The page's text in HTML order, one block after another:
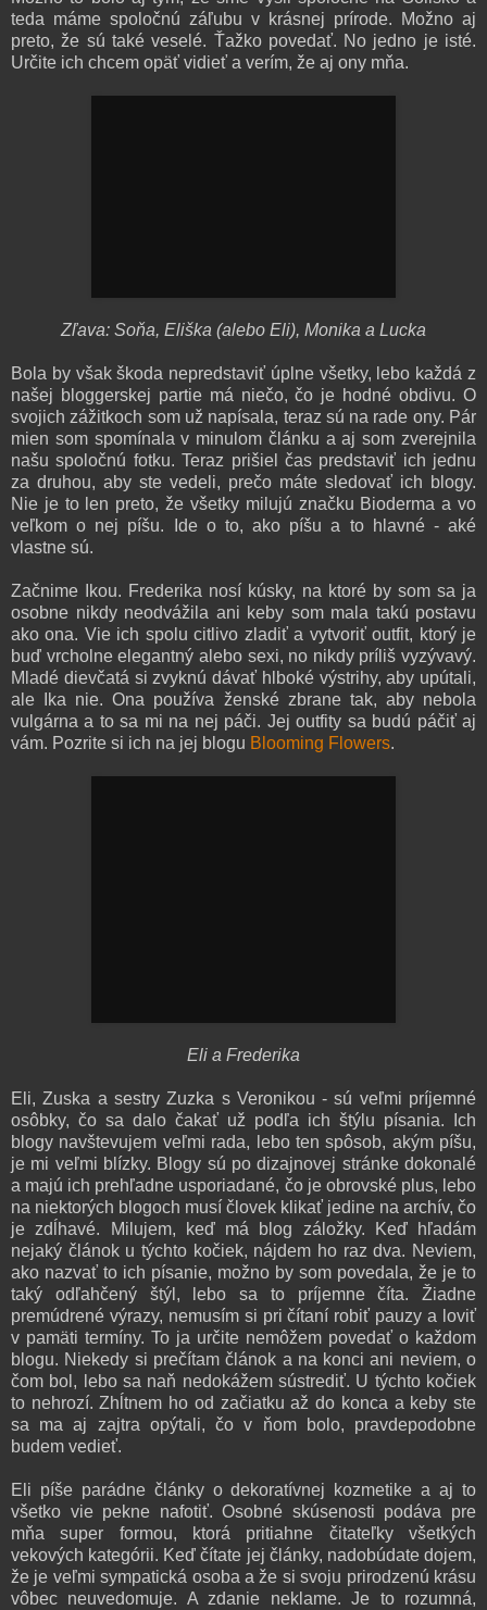
teda máme spoločnú záľubu v krásnej prírode. Možno aj
preto, že sú také veselé. Ťažko povedať. No jedno je isté.
Určite ich chcem opäť vidieť a verím, že aj ony mňa.
Zľava: Soňa, Eliška (alebo Eli), Monika a Lucka
Bola by však škoda nepredstaviť úplne všetky, lebo každá z
našej bloggerskej partie má niečo, čo je hodné obdivu. O
svojich zážitkoch som už napísala, teraz sú na rade ony. Pár
mien som spomínala v minulom článku a aj som zverejnila
našu spoločnú fotku. Teraz prišiel čas predstaviť ich jednu
za druhou, aby ste vedeli, prečo máte sledovať ich blogy.
Nie je to len preto, že všetky milujú značku Bioderma a vo
veľkom o nej píšu. Ide o to, ako píšu a to hlavné - aké
vlastne sú.
Začnime Ikou. Frederika nosí kúsky, na ktoré by som sa ja
osobne nikdy neodvážila ani keby som mala takú postavu
ako ona. Vie ich spolu citlivo zladiť a vytvoriť outfit, ktorý je
buď vrcholne elegantný alebo sexi, no nikdy príliš vyzývavý.
Mladé dievčatá si zvyknú dávať hlboké výstrihy, aby upútali,
ale Ika nie. Ona používa ženské zbrane tak, aby nebola
vulgárna a to sa mi na nej páči. Jej outfity sa budú páčiť aj
vám. Pozrite si ich na jej blogu Blooming Flowers.
Eli a Frederika
Eli, Zuska a sestry Zuzka s Veronikou - sú veľmi príjemné
osôbky, čo sa dalo čakať už podľa ich štýlu písania. Ich
blogy navštevujem veľmi rada, lebo ten spôsob, akým píšu,
je mi veľmi blízky. Blogy sú po dizajnovej stránke dokonalé
a majú ich prehľadne usporiadané, čo je obrovské plus, lebo
na niektorých blogoch musí človek klikať jedine na archív, čo
je zdĺhavé. Milujem, keď má blog záložky. Keď hľadám
nejaký článok u týchto kočiek, nájdem ho raz dva. Neviem,
ako nazvať to ich písanie, možno by som povedala, že je to
taký odľahčený štýl, lebo sa to príjemne číta. Žiadne
premúdrené výrazy, nemusím si pri čítaní robiť pauzy a loviť
v pamäti termíny. To ja určite nemôžem povedať o každom
blogu. Niekedy si prečítam článok a na konci ani neviem, o
čom bol, lebo sa naň nedokážem sústrediť. U týchto kočiek
to nehrozí. Zhĺtnem ho od začiatku až do konca a keby ste
sa ma aj zajtra opýtali, čo v ňom bolo, pravdepodobne
budem vedieť.
Eli píše parádne články o dekoratívnej kozmetike a aj to
všetko vie pekne nafotiť. Osobné skúsenosti podáva pre
mňa super formou, ktorá pritiahne čitateľky všetkých
vekových kategórii. Keď čítate jej články, nadobúdate dojem,
že je veľmi sympatická osoba a že si svoju prirodzenú krásu
vôbec neuvedomuje. A zdanie neklame. Je to rozumná,